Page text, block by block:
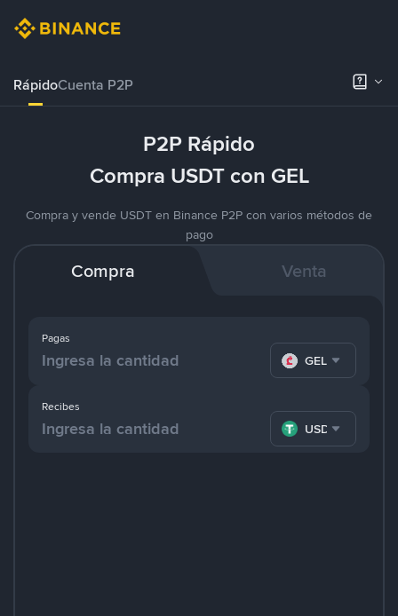
RápidoCuenta P2P
P2P Rápido
Compra USDT con GEL
Compra y vende USDT en Binance P2P con varios métodos de
pago
Compra Venta
Pagas
GEL
Recibes
USDT